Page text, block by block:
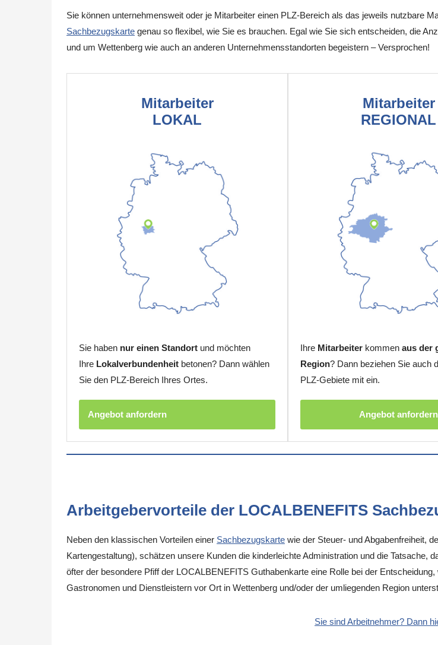
Sie können unternehmensweit oder je Mitarbeiter einen PLZ-Bereich als das jeweils nutzbare
Sachbezugskarte genau so flexibel, wie Sie es brauchen. Egal wie Sie sich entscheiden, die
und um Wettenberg wie auch an anderen Unternehmensstandorten begeistern – Versprochen!
Mitarbeiter
LOKAL
Sie haben nur einen Standort und möchten
Ihre Lokalverbundenheit betonen? Dann wählen
Sie den PLZ-Bereich Ihres Ortes.
Angebot anfordern
Mitarbeiter
REGIONAL
Ihre Mitarbeiter kommenaus der
Region? Dann beziehen Sie auch
PLZ-Gebiete mit ein.
Angebot anfordern
Arbeitgebervorteile der LOCALBENEFITS
Neben den klassischen Vorteilen einer Sachbezugskarte wie der Steuer- und Abgabenfreiheit,
Kartengestaltung), schätzen unsere Kunden die kinderleichte Administration und die
öfter der besondere Pfiff der LOCALBENEFITS Guthabenkarte eine Rolle bei der
Gastronomen und Dienstleistern vor Ort in Wettenberg und/oder der umliegenden Region
Sie sind Arbeitnehmer? Dann